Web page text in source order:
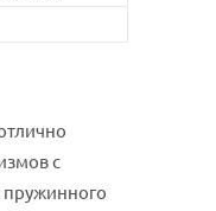
с